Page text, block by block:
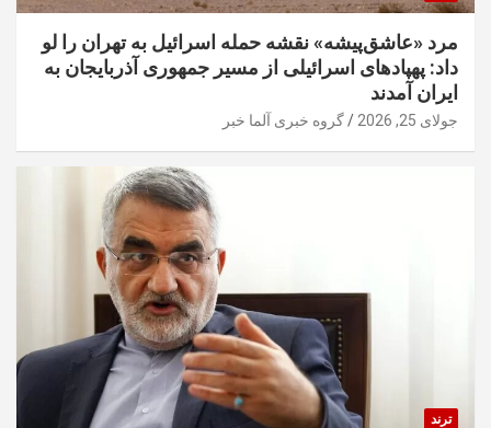
مرد «عاشق‌پیشه» نقشه حمله اسرائیل به تهران را لو
داد: پهپادهای اسرائیلی از مسیر جمهوری آذربایجان به
ایران آمدند
جولای 25, 2026 گروه خبری آلما خبر
ترند